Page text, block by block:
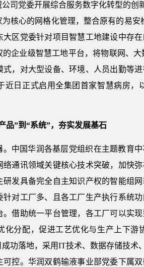
司党委开展综合服务数字化转型的
核心的网格化管理，整合原有的易
区党委针对项目智慧工地建设中存
企业级智慧工地平台，将物联网、
式，对大型设备、环境、人员出勤等
近日正式启用全集团首家智慧病房
品”到“系统”，夯实发展基石
。中国华润各基层党组织在主题教育
通讯领域关键核心技术突破，加快
研发具备完全自主知识产权的智能组
对工厂多、且各工厂生产执行系统
借助统一平台管理，各工厂可以实
化分配，促进工艺优化与生产上下
功落地，采用IT技术、数据存储技
控。华润双鹤输液事业部党委下属